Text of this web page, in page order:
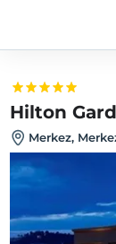
Hilton
Merkez,